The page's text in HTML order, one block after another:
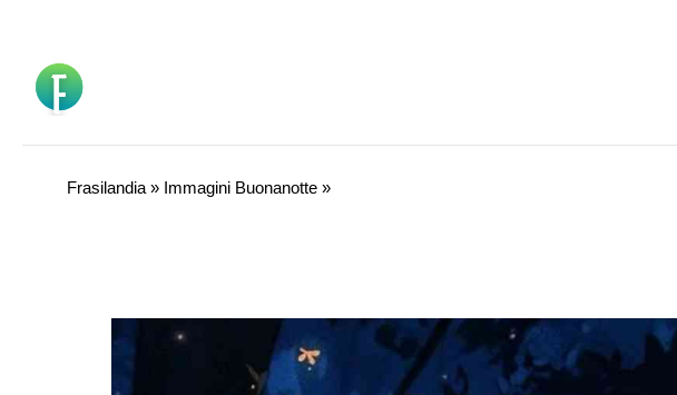
contenuto
Frasilandia » Immagini Buonanotte »